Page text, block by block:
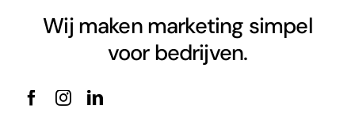
Wij maken marketing simpel
voor bedrijven.